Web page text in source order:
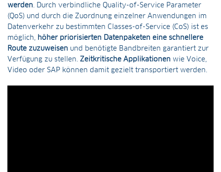
werden. Durch verbindliche Quality-of-Service Parameter
(QoS) und durch die Zuordnung einzelner Anwendungen im
Datenverkehr zu bestimmten Classes-of-Service (CoS) ist es
möglich, höher priorisierten Datenpaketen eine schnellere
Route zuzuweisen und benötigte Bandbreiten garantiert zur
Verfügung zu stellen. Zeitkritische Applikationen wie Voice,
Video oder SAP können damit gezielt transportiert werden.